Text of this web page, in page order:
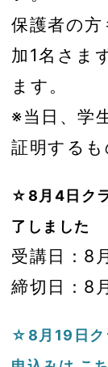
保護者の
加1名さま
ます。
※当日、学
証明するも
☆8月4日ク
了しました
受講日：8
締切日：8
☆8月19日